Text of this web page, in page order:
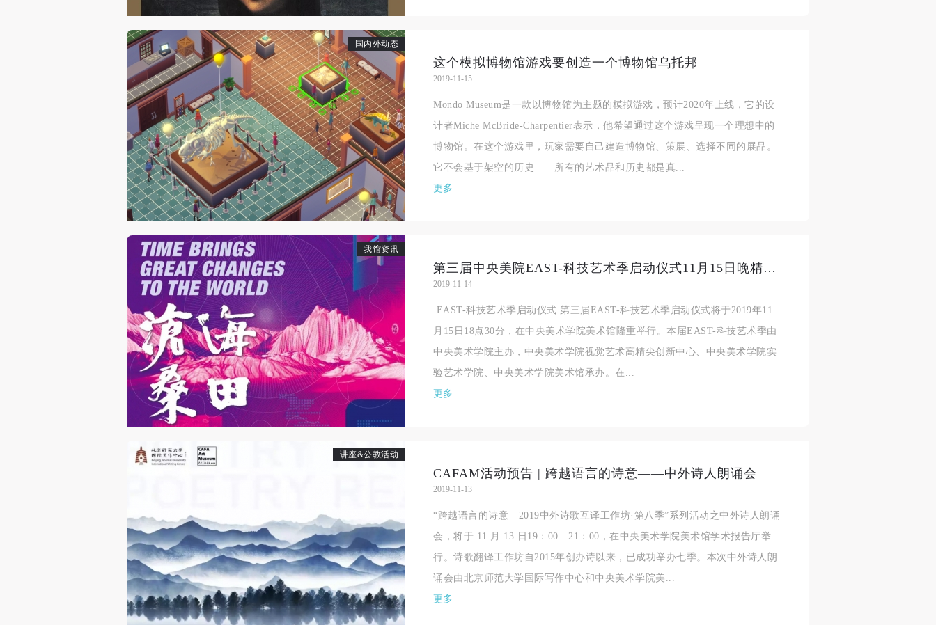
国内外动态
这个模拟博物馆游戏要创造一个博物馆乌托邦
2019-11-15
Mondo Museum是一款以博物馆为主题的模拟游戏，预计2020年上线，它的设
计者Miche McBride-Charpentier表示，他希望通过这个游戏呈现一个理想中的
博物馆。在这个游戏里，玩家需要自己建造博物馆、策展、选择不同的展品。
它不会基于架空的历史——所有的艺术品和历史都是真...
更多
我馆资讯
第三届中央美院EAST-科技艺术季启动仪式11月15日晚精彩呈现
2019-11-14
EAST-科技艺术季启动仪式 第三届EAST-科技艺术季启动仪式将于2019年11
月15日18点30分，在中央美术学院美术馆隆重举行。本届EAST-科技艺术季由
中央美术学院主办，中央美术学院视觉艺术高精尖创新中心、中央美术学院实
验艺术学院、中央美术学院美术馆承办。在...
更多
讲座&公教活动
CAFAM活动预告 | 跨越语言的诗意——中外诗人朗诵会
2019-11-13
“跨越语言的诗意—2019中外诗歌互译工作坊·第八季”系列活动之中外诗人朗诵
会，将于 11 月 13 日19：00—21：00，在中央美术学院美术馆学术报告厅举
行。诗歌翻译工作坊自2015年创办诗以来，已成功举办七季。本次中外诗人朗
诵会由北京师范大学国际写作中心和中央美术学院美...
更多